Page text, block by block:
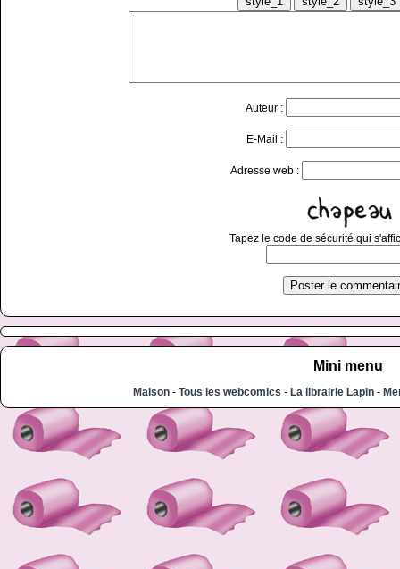
Auteur :
E-Mail :
Adresse web :
Tapez le code de sécurité qui
Mini menu
Maison- Tous les webcomics - La librairie Lapin-